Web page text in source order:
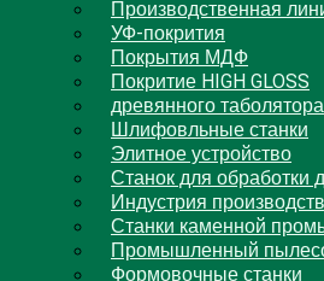
Производственная
УФ-покрития
Покрытия МДФ
Покритие HIGH GLOSS
древянного таболятора
Шлифовльные станки
Элитное устройство
Станок для обработки
Индустрия
Станки каменной
Промышленный
Формовочные станки